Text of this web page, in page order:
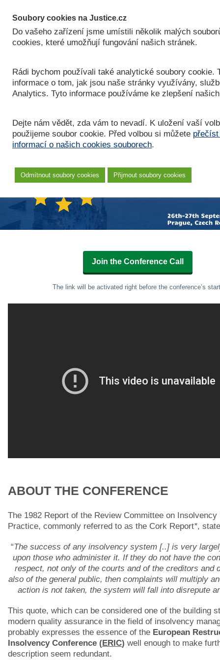
JUSTICE.CZ
EUROPEAN RESTRUCTURING
& INSOLVENCY CONFERENCE
Join the Conference Call
The link will be activated right before the conference’s
ABOUT THE CONFERENCE
The 1982 Report of the Review Committee on Insolvency
Practice, commonly referred to as the Cork Report*,
“The success of any insolvency system [..] is very
upon those who administer it. If they do not have the
respect, not only of the courts and of the creditors and
also of the general public, then complaints will multiply
action is not taken, the system will fall into disrepute
This quote, which can be considered one of the building
modern quality assurance in the field of insolvency
probably expresses the essence of the European
Insolvency Conference (ERIC) well enough to make
description seem redundant.
Soubory cookies na Justice.cz
Do vašeho zařízení jsme umístili několik malých
cookies, které umožňují fungování našich stránek.
Rádi bychom používali také analytické soubory cookie.
informace o tom, jak jsou naše stránky využívány,
Analytics. Tyto informace používáme ke zlepšení
Dejte nám vědět, zda vám to nevadí. K uložení vaší
použijeme soubor cookie. Před volbou si můžete
informací o našich cookies souborech.
Odmítnout soubory cookies Přijmout soubory cookies